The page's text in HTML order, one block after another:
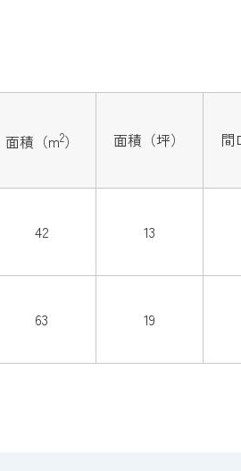
面積（m2） 面積（坪） 間
42 13
63 19